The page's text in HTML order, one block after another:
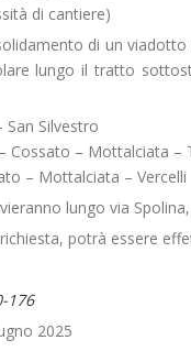
di cantiere)
di un
lungo il tratto
Silvestro
Cossato – Mottalciata –
– Mottalciata – Vercelli
lungo via
potrà essere
176
2025